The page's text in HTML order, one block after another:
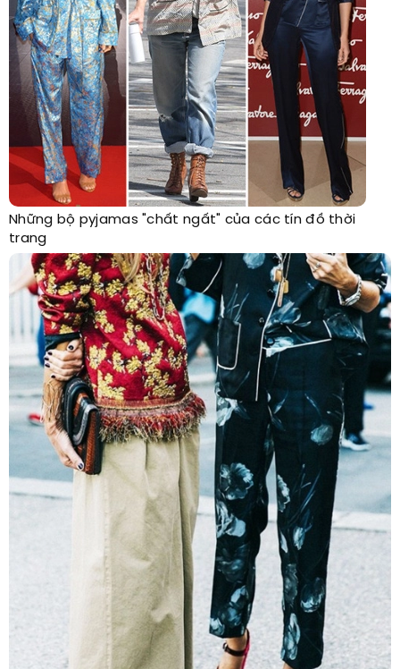
Những bộ pyjamas "chất ngất" của các tín đồ thời
trang